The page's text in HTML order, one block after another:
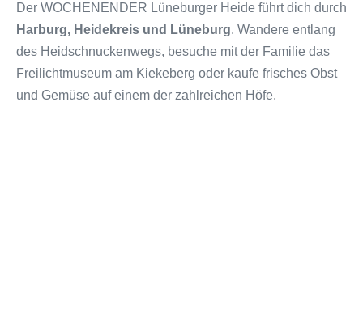
Der WOCHENENDER Lüneburger Heide führt dich durch
Harburg, Heidekreis und Lüneburg. Wandere entlang
des Heidschnuckenwegs, besuche mit der Familie das
Freilichtmuseum am Kiekeberg oder kaufe frisches Obst
und Gemüse auf einem der zahlreichen Höfe.